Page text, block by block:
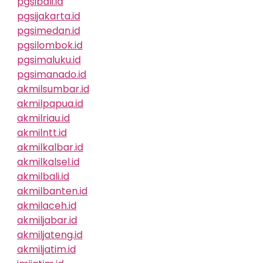
pgsijakarta.id
pgsimedan.id
pgsilombok.id
pgsimaluku.id
pgsimanado.id
akmilsumbar.id
akmilpapua.id
akmilriau.id
akmilntt.id
akmilkalbar.id
akmilkalsel.id
akmilbali.id
akmilbanten.id
akmilaceh.id
akmiljabar.id
akmiljateng.id
akmiljatim.id